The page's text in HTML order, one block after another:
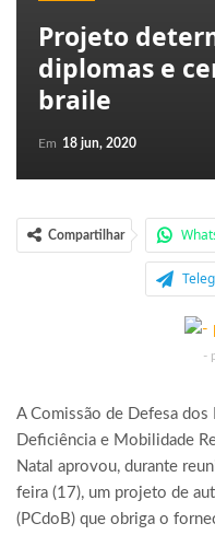
Projeto
diplomas e
braile
Em 18 jun, 2020
Compartilhar
-
A Comissão de Defesa
Deficiência e Mobilidade
Natal aprovou, durante
feira (17), um projeto de
(PCdoB) que obriga o